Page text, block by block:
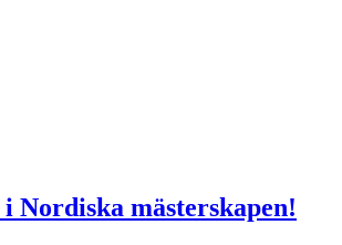
Nordiska mästerskapen!